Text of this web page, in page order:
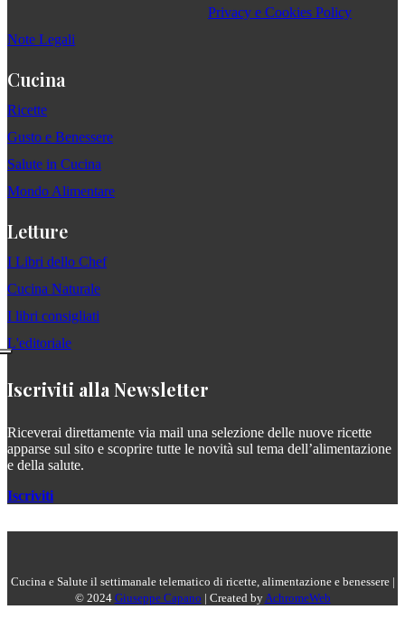
Privacy e Cookies Policy
Note Legali
Cucina
Ricette
Gusto e Benessere
Salute in Cucina
Mondo Alimentare
Letture
I Libri dello Chef
Cucina Naturale
I libri consigliati
L'editoriale
Iscriviti alla Newsletter
Riceverai direttamente via mail una selezione delle nuove ricette
apparse sul sito e scoprire tutte le novità sul tema dell’alimentazione
e della salute.
Iscriviti
Cucina e Salute il settimanale telematico di ricette, alimentazione e benessere |
© 2024 Giuseppe Capano | Created byAchromeWeb